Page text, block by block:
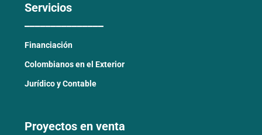
Servicios
Financiación
Colombianos en el Exterior
Jurídico y Contable
Proyectos en venta